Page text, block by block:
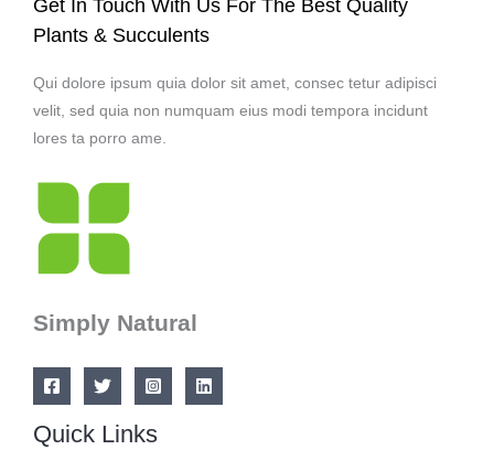
Plants & Succulents
Qui dolore ipsum quia dolor sit amet, consec tetur adipisci
velit, sed quia non numquam eius modi tempora incidunt
lores ta porro ame.
Simply Natural
Quick Links